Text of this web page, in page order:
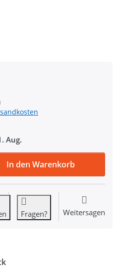
Aug.
- 3mm dick -
In den Warenkorb
Fragen? Weitersagen